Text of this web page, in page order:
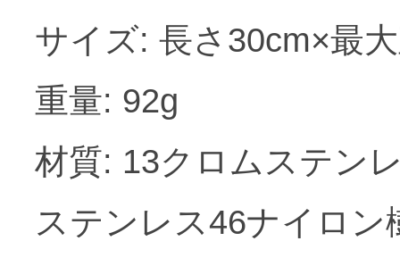
サイズ: 長さ30cm×最
重量: 92g
材質: 13クロムステン
ステンレス46ナイロン